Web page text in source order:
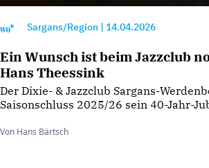
Sargans/Region 14.04.2026
Ein Wunsch ist beim Jazzclub
Hans Theessink
Der Dixie- & Jazzclub Sargans-
Saisonschluss 2025/26 sein 40-Jahr-
Von Hans Bärtsch